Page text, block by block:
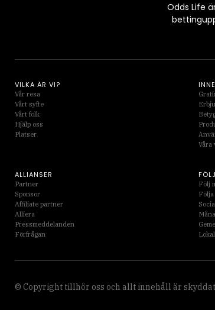
Odds Life
© Copyright tillhör oss och allt innehåll är
VILKA ÄR VI?
Vår resa
Vårt syfte
Vårt folk
Hjälp oss
Platser
Våra
ALLIANSER
Partner
Sponsor
Affiliate partner
Alliera
Pressmeddelanden
Förfrågan
Följ
Följa